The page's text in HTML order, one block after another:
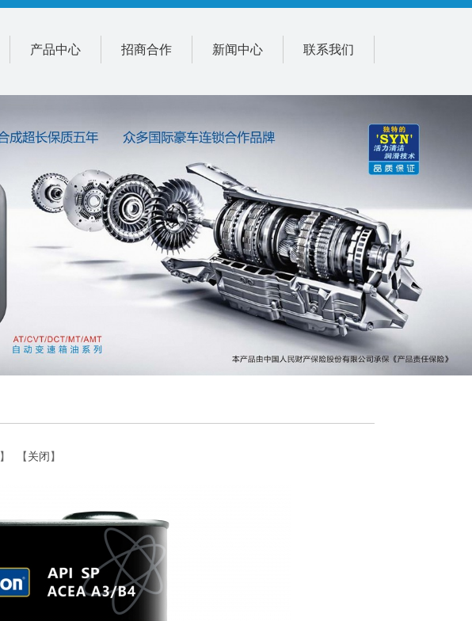
产品中心 招商合作 新闻中心 联系我们
】 【关闭】